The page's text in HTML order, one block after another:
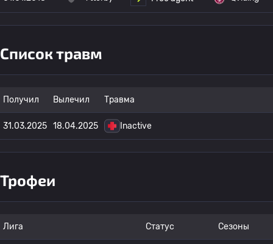
Список травм
Получил Вылечил Травма
31.03.2025 18.04.2025 Inactive
Трофеи
Лига Статус Сезоны